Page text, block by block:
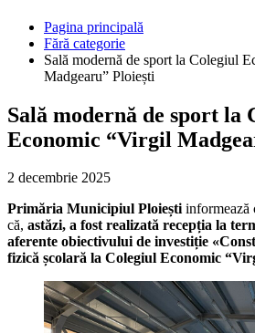
Pagina principală
Fără categorie
Sală modernă de sport la Colegiul
Madgearu” Ploiești
Sală modernă de sport la
Economic “Virgil
2 decembrie 2025
Primăria Municipiul Ploieștiinformează
că, astăzi, a fost realizată recepția la
aferente obiectivului de investiție
fizică școlară la Colegiul Economic